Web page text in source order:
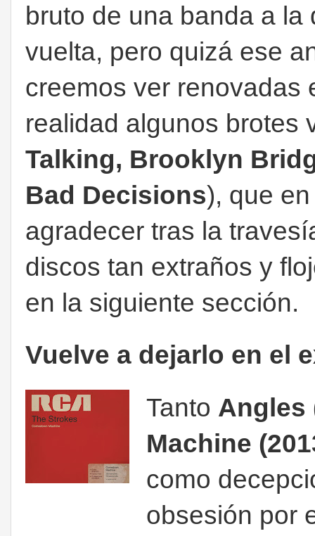
bruto de una banda a
vuelta, pero quizá ese
creemos ver renovadas
realidad algunos brotes
Talking, Brooklyn
Bad Decisions), que
agradecer tras la
discos tan extraños y
en la siguiente sección.
Vuelve a dejarlo en el
Tanto Angles
Machine
como
obsesión por